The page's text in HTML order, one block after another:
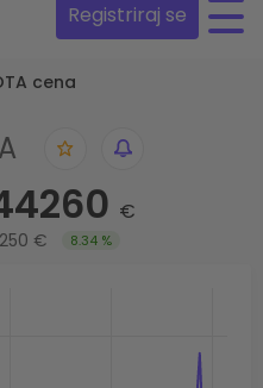
Registriraj se
cena
€
€ 8.34 %